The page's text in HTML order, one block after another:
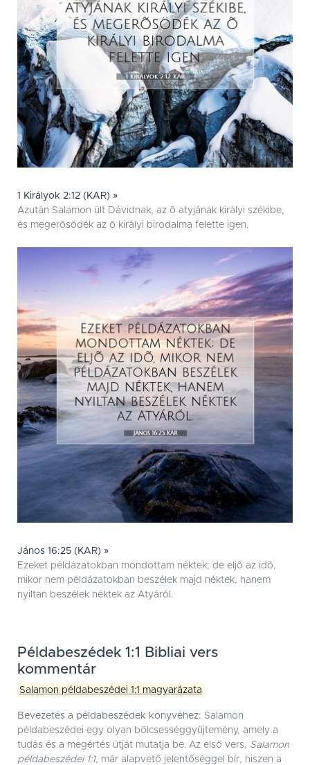
1 Királyok 2:12 (KAR) »
Azután Salamon ült Dávidnak, az õ atyjának királyi székibe,
és megerõsödék az õ királyi birodalma felette igen.
János 16:25 (KAR) »
Ezeket példázatokban mondottam néktek; de eljõ az idõ,
mikor nem példázatokban beszélek majd néktek, hanem
nyiltan beszélek néktek az Atyáról.
Példabeszédek 1:1 Bibliai vers
kommentár
Salamon példabeszédei 1:1 magyarázata
Bevezetés a példabeszédek könyvéhez: Salamon
példabeszédei egy olyan bölcsességgyűjtemény, amely a
tudás és a megértés útját mutatja be. Az első vers, Salamon
példabeszédei 1:1, már alapvető jelentőséggel bír, hiszen a